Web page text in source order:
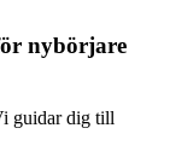
nybörjare
guidar dig till